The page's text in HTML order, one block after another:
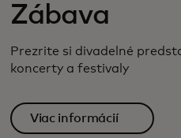
Zábava
Prezrite si divadelné
koncerty a festivaly
Viac informácií